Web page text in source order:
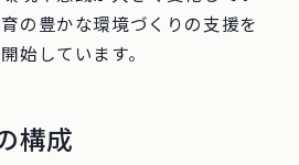
の豊かな環境づくりの支援を
始しています。
構成